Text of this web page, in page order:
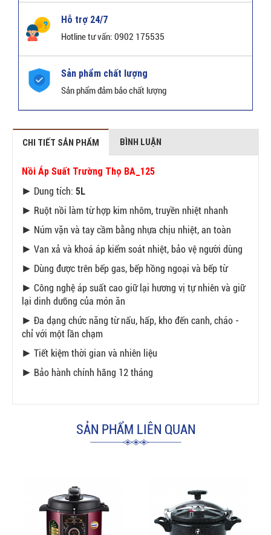
Hỗ trợ 24/7
Hotline tư vấn: 0902 175535
Sản phẩm chất lượng
Sản phẩm đảm bảo chất lượng
CHI TIẾT SẢN PHẨM BÌNH LUẬN
Nồi Áp Suất Trường Thọ BA_125
► Dung tích: 5L
► Ruột nồi làm từ hợp kim nhôm, truyền nhiệt nhanh
► Núm vặn và tay cầm bằng nhựa chịu nhiệt, an toàn
► Van xả và khoá áp kiểm soát nhiệt, bảo vệ người dùng
► Dùng được trên bếp gas, bếp hồng ngoại và bếp từ
► Công nghệ áp suất cao giữ lại hương vị tự nhiên và giữ
lại dinh dưỡng của món ăn
► Đa dạng chức năng từ nấu, hấp, kho đến canh, cháo -
chỉ với một lần chạm
► Tiết kiệm thời gian và nhiên liệu
► Bảo hành chính hãng 12 tháng
SẢN PHẨM LIÊN QUAN